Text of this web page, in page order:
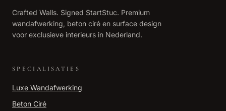
Crafted Walls. Signed StartStuc. Premium
wandafwerking, beton ciré en surface design
voor exclusieve interieurs in Nederland.
SPECIALISATIES
Luxe Wandafwerking
Beton Ciré